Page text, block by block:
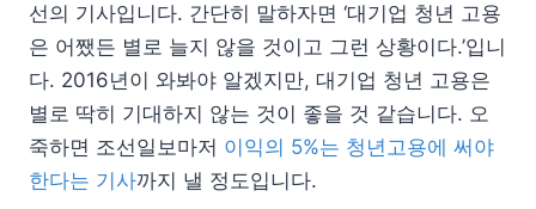
선의 기사입니다. 간단히 말하자면 ‘대기업 청년 고용
은 어쨌든 별로 늘지 않을 것이고 그런 상황이다.’입니
다. 2016년이 와봐야 알겠지만, 대기업 청년 고용은
별로 딱히 기대하지 않는 것이 좋을 것 같습니다. 오
죽하면 조선일보마저 이익의 5%는 청년고용에 써야
한다는 기사까지 낼 정도입니다.